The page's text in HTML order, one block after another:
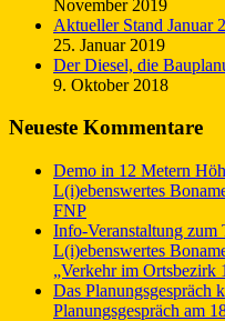
November 2019
Aktueller Stand Januar
25. Januar 2019
Der Diesel, die
9. Oktober 2018
Neueste Kommentare
Demo in 12 Metern
L(i)ebenswertes
FNP
Info-Veranstaltung
L(i)ebenswertes
„Verkehr im Ortsbezirk
Das Planungsgespräch
Planungsgespräch am